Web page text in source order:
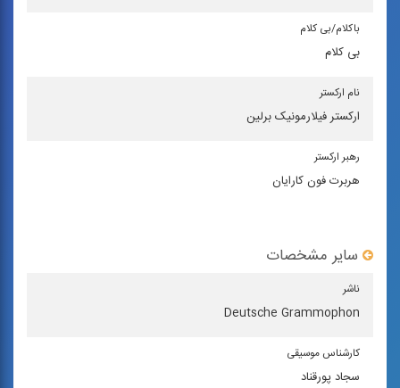
باكلام/بی كلام
بی کلام
نام اركستر
ارکستر فیلارمونیک برلین
رهبر اركستر
هربرت فون کارایان
سایر مشخصات
ناشر
Deutsche Grammophon
كارشناس موسیقی
سجاد پورقناد